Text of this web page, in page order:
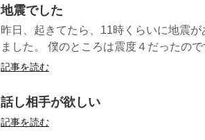
地震でした
昨日、起きてたら、11時くらいに地震
ました。 僕のところは震度４だったの
記事を読む
話し相手が欲しい
記事を読む